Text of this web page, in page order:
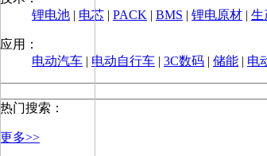
锂电池 | 电芯 | PACK | BMS | 锂电原材 | 生
应用：
电动汽车 | 电动自行车 | 3C数码 | 储能 | 电
热门搜索：
更多>>